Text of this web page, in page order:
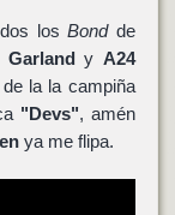
losBondde
Garlandy A24
la la campiña
"Devs", amén
ya me flipa.